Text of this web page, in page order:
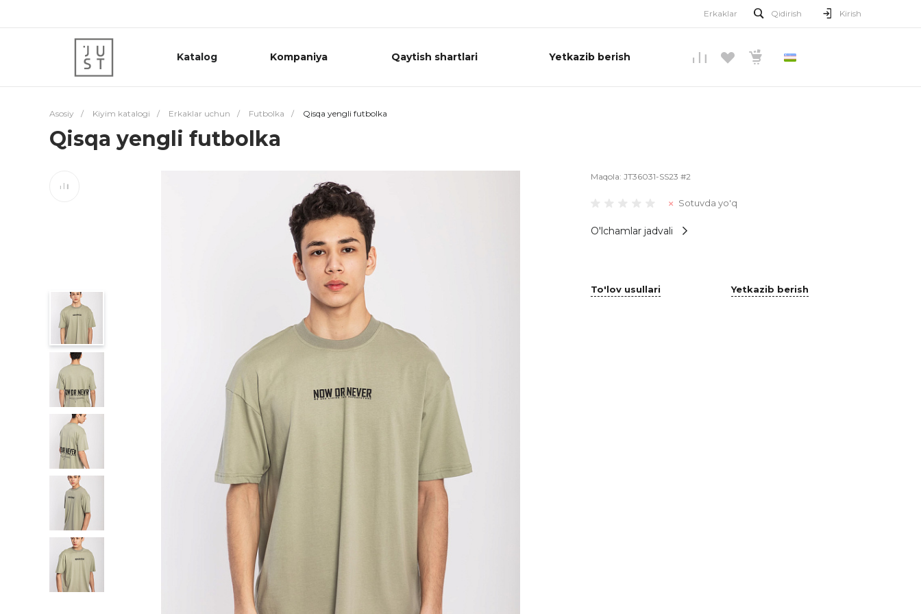
Erkaklar Qidirish Kirish
Katalog Kompaniya Qaytish shartlari Yetkazib berish
Asosiy / Kiyim katalogi / Erkaklar uchun / Futbolka / Qisqa yengli futbolka
Qisqa yengli futbolka
Maqola: JT36031-SS23 #2
Sotuvda yo'q
O'lchamlar jadvali
To'lov usullari Yetkazib berish